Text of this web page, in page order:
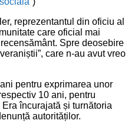
reprezentantul din oficiu al
care oficial mai
Spre deosebire
care n-au avut vreo
pentru exprimarea unor
10 ani, pentru
încurajată și turnătoria
autorităților.